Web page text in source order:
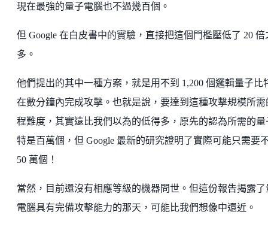
現在最強的量子電腦也不過幾百個。
但 Google 在白皮書中的實驗，直接把這個門檻壓低了 20 倍
多。
他們提出的其中一種方案，就是用不到 1,200 個邏輯量子比
在數分鐘內完成攻擊。也就是說，要達到這種攻擊規模所需
程難度，其實遠比我們以為的低得多​​​​​​​​​​​​​，原先的認為所需的量
特是百萬個，但 Google 最新的研究證明了實際可能只需要
50 萬個！
當然，目前還沒有相應等級的機器問世。但這份報告揭露了
電腦具有完備攻擊能力的那天，可能比我們想像中還近。